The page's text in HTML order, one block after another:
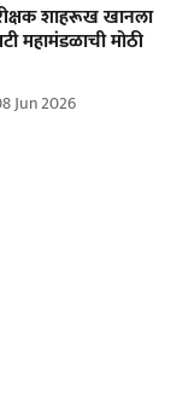
शाहरूख खानला
महामंडळाची मोठी
Jun 2026